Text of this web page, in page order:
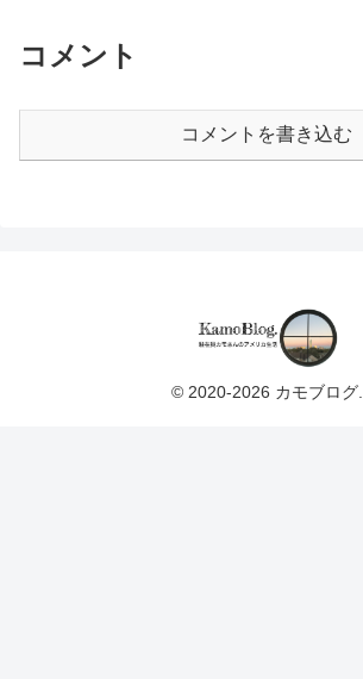
コメント
コメントを書き込む
© 2020-2026 カモブログ.